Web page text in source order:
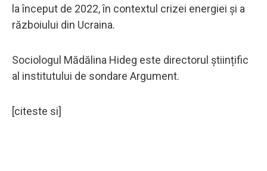
la început de 2022, în contextul crizei energiei și a
războiului din Ucraina.
Sociologul Mădălina Hideg este directorul științific
al institutului de sondare Argument.
[citeste si]